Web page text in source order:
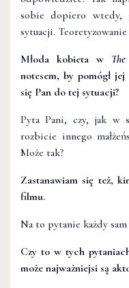
sobie dopiero wtedy,
sytuacji.
Młoda kobieta w
notesem, by pomógł jej
się Pan do tej sytuacji?
Pyta Pani, czy, jak w
rozbicie innego
Może tak?
Zastanawiam się też,
filmu.
Na to pytanie każdy
Czy to w tych
może najważniejsi są